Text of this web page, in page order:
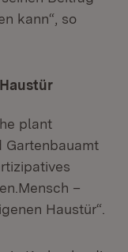
kann“, so
plant
Gartenbauamt
–
Haustür“.